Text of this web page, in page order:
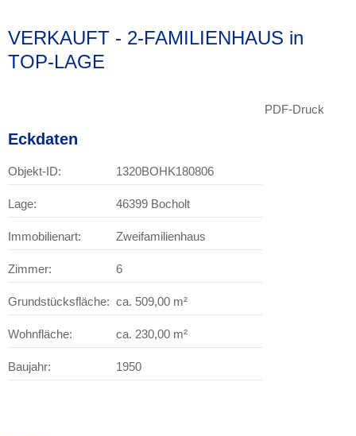
VERKAUFT - 2-FAMILIENHAUS in
TOP-LAGE
PDF-Druck
Eckdaten
Objekt-ID: 1320BOHK180806
Lage: 46399 Bocholt
Immobilienart: Zweifamilienhaus
Zimmer: 6
Grundstücksfläche: ca. 509,00 m²
Wohnfläche: ca. 230,00 m²
Baujahr: 1950